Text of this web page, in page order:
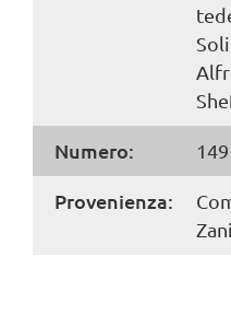
Numero: 149
Provenienza: